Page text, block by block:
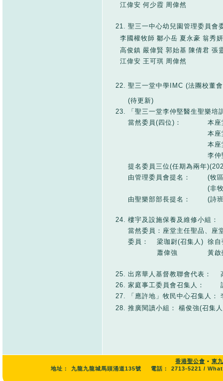
江偉安 何少霞 周偉然
21.
聖三一中心幼兒園管理委員會
李國權牧師 鄒小岳 夏永豪 翁秀妍
高俊鎮 嚴偉賢 郭始基 陳倩君 張
江偉安 王可琪 周偉然
22.
聖三一堂中學IMC (法團校董
(待更新)
23.
「聖三一堂李仲堅醫生聖樂培
當然委員(四位)：
本座
本座
本座
李仲
提名委員三位(任期為兩年
由管理委員會提名：
(牧
(非
由聖樂部部長提名：
(詩
24.
樓宇及設施保養及維修小組：
當然委員：座堂主任聖品、座
委員：
梁珈尉(召集人) 徐自
蕭偉強
黃
25. 出席華人基督教聯會代表：
26.
家庭事工委員會召集人：
27.
「應許地」牧民中心召集人：
28.
推廣閱讀小組： 楊俊強(召集
香港聖公會 • 東
地址：
九龍九龍城馬頭涌道135號 電話： 2713-5221 /